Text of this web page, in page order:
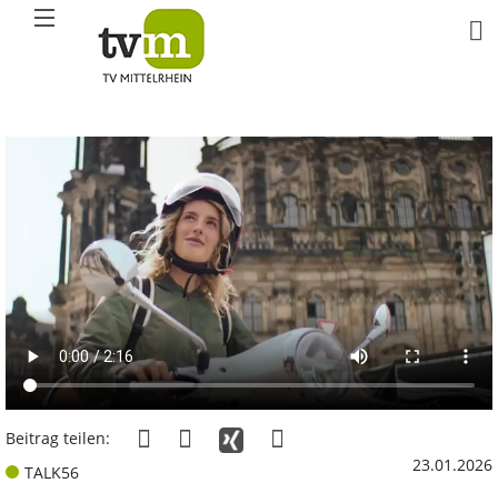
Beitrag teilen:
TALK56
23.01.2026